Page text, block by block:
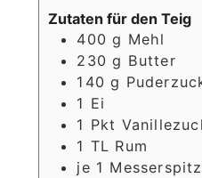
Zutaten für den Teig
400 g Mehl
230 g Butter
140 g
1 Ei
1 Pkt
1 TL Rum
je 1